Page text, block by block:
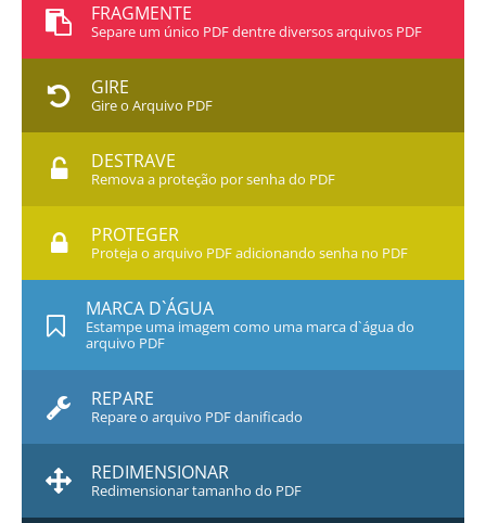
FRAGMENTE
Separe um único PDF dentre diversos arquivos PDF
GIRE
Gire o Arquivo PDF
DESTRAVE
Remova a proteção por senha do PDF
PROTEGER
Proteja o arquivo PDF adicionando senha no PDF
MARCA D`ÁGUA
Estampe uma imagem como uma marca d`água do
arquivo PDF
REPARE
Repare o arquivo PDF danificado
REDIMENSIONAR
Redimensionar tamanho do PDF